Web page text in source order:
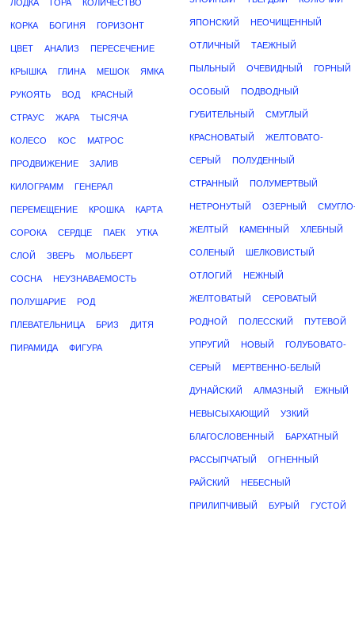
ЛОДКА ГОРА КОЛИЧЕСТВО
КОРКА БОГИНЯ ГОРИЗОНТ
ЦВЕТ АНАЛИЗ ПЕРЕСЕЧЕНИЕ
КРЫШКА ГЛИНА МЕШОК ЯМКА
РУКОЯТЬ ВОД КРАСНЫЙ
СТРАУС ЖАРА ТЫСЯЧА
КОЛЕСО КОС МАТРОС
ПРОДВИЖЕНИЕ ЗАЛИВ
КИЛОГРАММ ГЕНЕРАЛ
ПЕРЕМЕЩЕНИЕ КРОШКА КАРТА
СОРОКА СЕРДЦЕ ПАЕК УТКА
СЛОЙ ЗВЕРЬ МОЛЬБЕРТ
СОСНА НЕУЗНАВАЕМОСТЬ
ПОЛУШАРИЕ РОД
ПЛЕВАТЕЛЬНИЦА БРИЗ ДИТЯ
ПИРАМИДА ФИГУРА
ЯПОНСКИЙ НЕОЧИЩЕННЫЙ
ОТЛИЧНЫЙ ТАЕЖНЫЙ
ПЫЛЬНЫЙ ОЧЕВИДНЫЙ ГОРНЫЙ
ОСОБЫЙ ПОДВОДНЫЙ
ГУБИТЕЛЬНЫЙ СМУГЛЫЙ
КРАСНОВАТЫЙ ЖЕЛТОВАТО-
СЕРЫЙ ПОЛУДЕННЫЙ
СТРАННЫЙ ПОЛУМЕРТВЫЙ
НЕТРОНУТЫЙ ОЗЕРНЫЙ
ЖЕЛТЫЙ КАМЕННЫЙ ХЛЕБНЫЙ
СОЛЕНЫЙ ШЕЛКОВИСТЫЙ
ОТЛОГИЙ НЕЖНЫЙ
ЖЕЛТОВАТЫЙ СЕРОВАТЫЙ
РОДНОЙ ПОЛЕССКИЙ ПУТЕВОЙ
УПРУГИЙ НОВЫЙ ГОЛУБОВАТО-
СЕРЫЙ МЕРТВЕННО-БЕЛЫЙ
ДУНАЙСКИЙ АЛМАЗНЫЙ ЕЖНЫЙ
НЕВЫСЫХАЮЩИЙ УЗКИЙ
БЛАГОСЛОВЕННЫЙ БАРХАТНЫЙ
РАССЫПЧАТЫЙ ОГНЕННЫЙ
РАЙСКИЙ НЕБЕСНЫЙ
ПРИЛИПЧИВЫЙ БУРЫЙ ГУСТОЙ